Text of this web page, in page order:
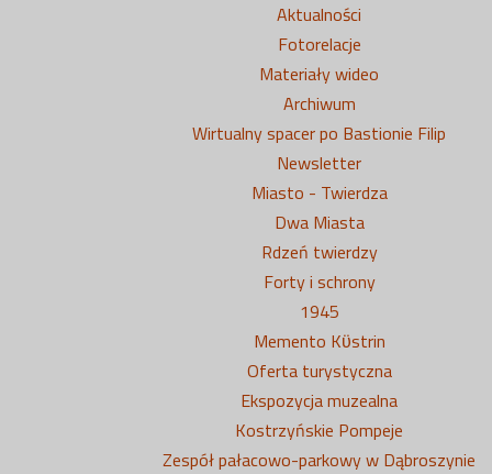
Aktualności
Fotorelacje
Materiały wideo
Archiwum
Wirtualny spacer po Bastionie Filip
Newsletter
Miasto - Twierdza
Dwa Miasta
Rdzeń twierdzy
Forty i schrony
1945
Memento Kϋstrin
Oferta turystyczna
Ekspozycja muzealna
Kostrzyńskie Pompeje
Zespół pałacowo-parkowy w Dąbroszynie